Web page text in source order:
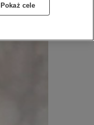
Pokaż cele